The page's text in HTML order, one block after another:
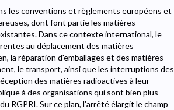
les conventions et règlements européens et
dont font partie les matières
Dans ce contexte international, le
au déplacement des matières
la réparation d'emballages et des matières
le transport, ainsi que les interruptions des
des matières radioactives à leur
à des organisations qui sont bien plus
RGPRI. Sur ce plan, l'arrêté élargit le champ